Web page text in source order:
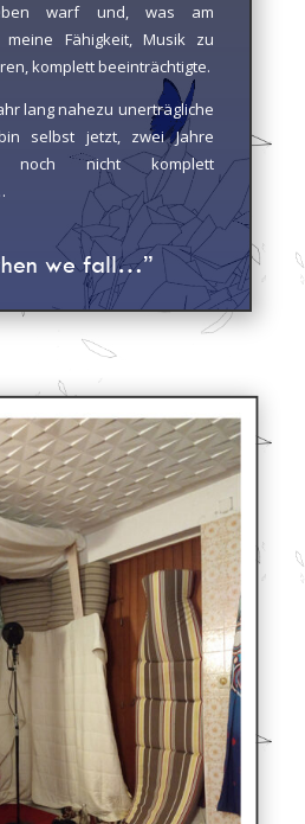
warf und, was am
meine Fähigkeit, Musik zu
komplett beeinträchtigte.
lang nahezu unerträgliche
selbst jetzt, zwei Jahre
noch nicht komplett
we fall…”